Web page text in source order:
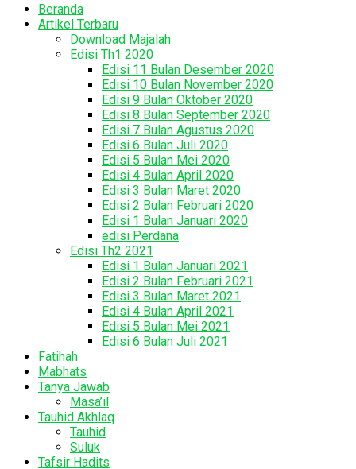
Beranda
Artikel Terbaru
Download Majalah
Edisi Th1 2020
Edisi 11 Bulan Desember 2020
Edisi 10 Bulan November 2020
Edisi 9 Bulan Oktober 2020
Edisi 8 Bulan September 2020
Edisi 7 Bulan Agustus 2020
Edisi 6 Bulan Juli 2020
Edisi 5 Bulan Mei 2020
Edisi 4 Bulan April 2020
Edisi 3 Bulan Maret 2020
Edisi 2 Bulan Februari 2020
Edisi 1 Bulan Januari 2020
edisi Perdana
Edisi Th2 2021
Edisi 1 Bulan Januari 2021
Edisi 2 Bulan Februari 2021
Edisi 3 Bulan Maret 2021
Edisi 4 Bulan April 2021
Edisi 5 Bulan Mei 2021
Edisi 6 Bulan Juli 2021
Fatihah
Mabhats
Tanya Jawab
Masa’il
Tauhid Akhlaq
Tauhid
Suluk
Tafsir Hadits